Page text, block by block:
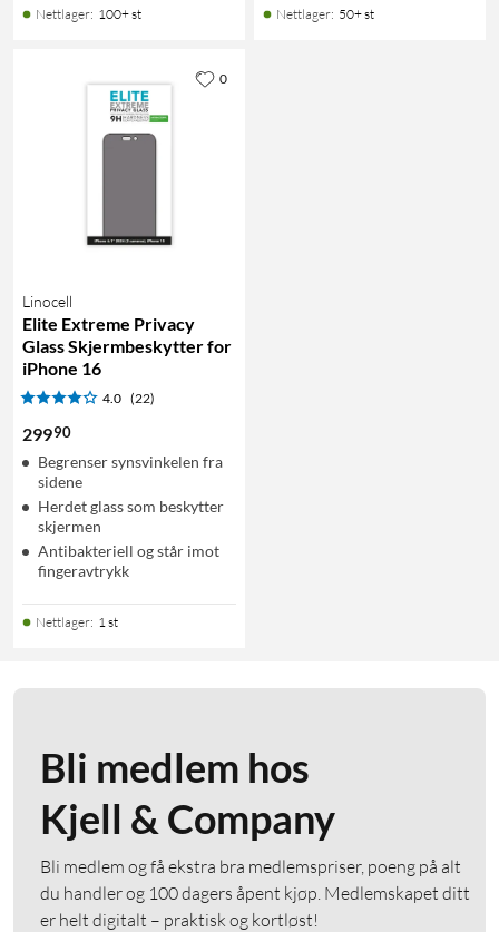
Nettlager: 100+ st Nettlager: 50+ st
Linocell
Elite Extreme Privacy
Glass Skjermbeskytter for
iPhone 16
4.0 (22)
29990
Begrenser synsvinkelen fra
sidene
Herdet glass som beskytter
skjermen
Antibakteriell og står imot
fingeravtrykk
Nettlager: 1 st
0
Bli medlem hos
Kjell & Company
Bli medlem og få ekstra bra medlemspriser, poeng på alt
du handler og 100 dagers åpent kjøp. Medlemskapet ditt
er helt digitalt – praktisk og kortløst!